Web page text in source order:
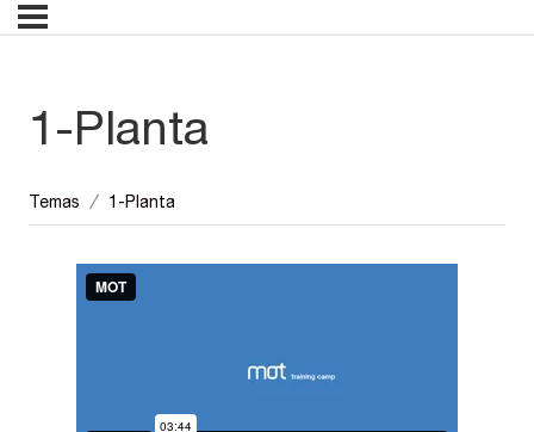
1-Planta
Temas 1-Planta